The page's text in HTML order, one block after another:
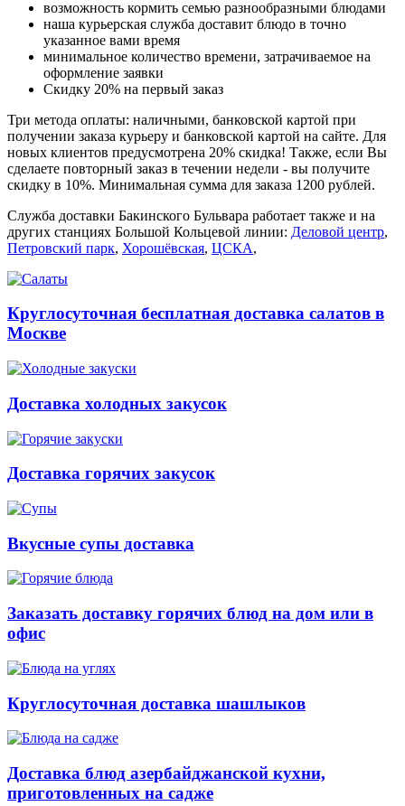
возможность кормить семью разнообразными блюдами
наша курьерская служба доставит блюдо в точно
указанное вами время
минимальное количество времени, затрачиваемое на
оформление заявки
Скидку 20% на первый заказ
Три метода оплаты: наличными, банковской картой при
получении заказа курьеру и банковской картой на сайте. Для
новых клиентов предусмотрена 20% скидка! Также, если Вы
сделаете повторный заказ в течении недели - вы получите
скидку в 10%. Минимальная сумма для заказа 1200 рублей.
Служба доставки Бакинского Бульвара работает также и на
других станциях Большой Кольцевой линии: Деловой центр,
Петровский парк, Хорошёвская, ЦСКА,
Круглосуточная бесплатная доставка салатов в
Москве
Доставка холодных закусок
Доставка горячих закусок
Вкусные супы доставка
Заказать доставку горячих блюд на дом или в
офис
Круглосуточная доставка шашлыков
Доставка блюд азербайджанской кухни,
приготовленных на садже